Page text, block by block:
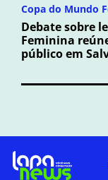
Copa do Mundo
Debate sobre
Feminina
público em